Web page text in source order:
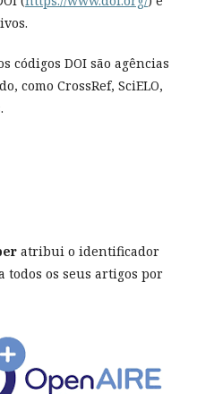
códigos DOI são agências
como CrossRef, SciELO,
atribui o identificador
todos os seus artigos por